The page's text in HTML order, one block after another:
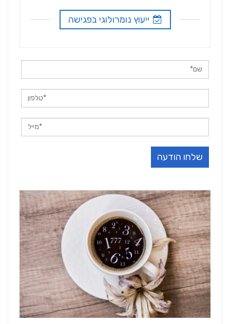
ייעוץ נומרולוגי בפגישה